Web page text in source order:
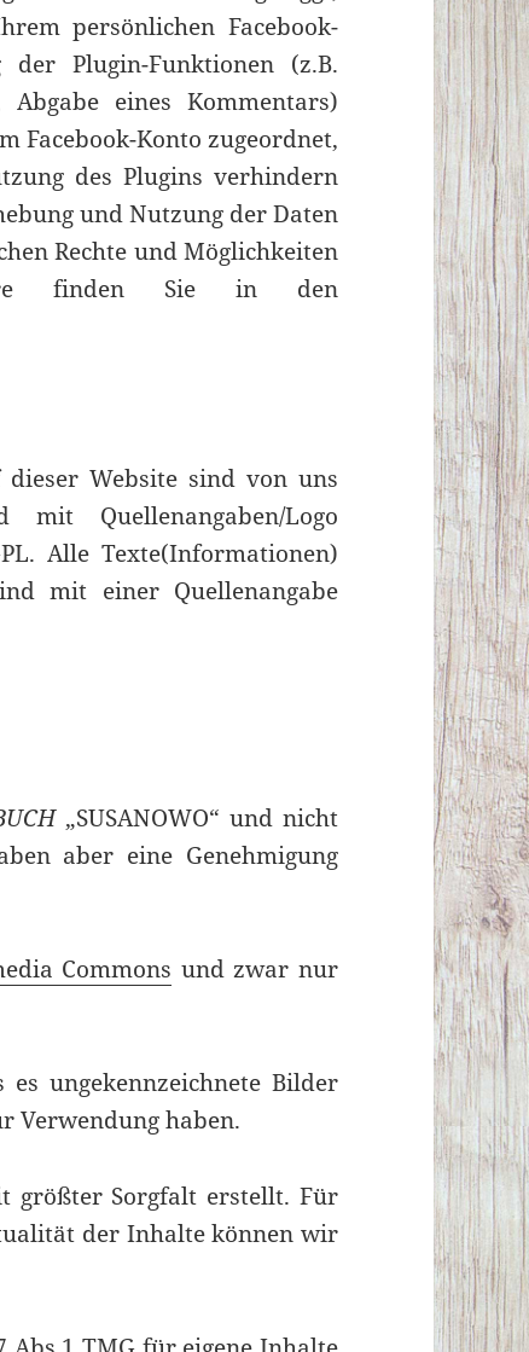
persönlichen Facebook-
Plugin-Funktionen (z.B.
eines Kommentars)
Facebook-Konto zugeordnet,
des Plugins verhindern
und Nutzung der Daten
Rechte und Möglichkeiten
finden Sie in den
Website sind von uns
mit Quellenangaben/Logo
Alle Texte(Informationen)
mit einer Quellenangabe
„SUSANOWO“ und nicht
aber eine Genehmigung
Commons und zwar nur
ungekennzeichnete Bilder
Verwendung haben.
größter Sorgfalt erstellt. Für
der Inhalte können wir